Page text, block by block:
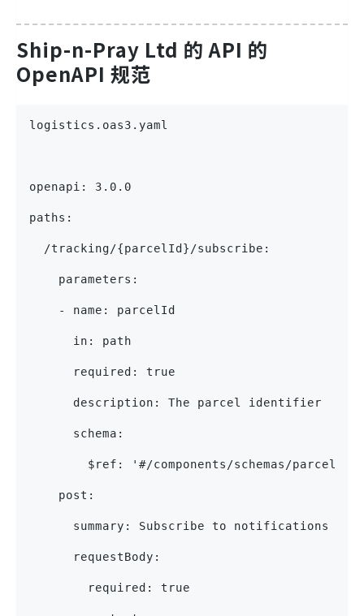
Ship-n-Pray Ltd 的 API 的
OpenAPI 规范
logistics.oas3.yaml
openapi: 3.0.0
paths:
  /tracking/{parcelId}/subscribe:
    parameters:
    - name: parcelId
      in: path
      required: true
      description: The parcel identifier
      schema:
        $ref: '#/components/schemas/parcelId'
    post:
summary: Subscribe to notifications
      requestBody:
        required: true